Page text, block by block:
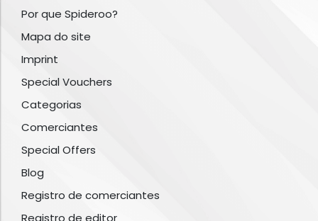
Por que Spideroo?
Mapa do site
Imprint
Special Vouchers
Categorias
Comerciantes
Special Offers
Blog
Registro de comerciantes
Registro de editor